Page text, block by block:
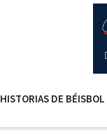
HISTORIAS DE BÉISBOL